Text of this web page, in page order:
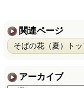
関連ページ
そばの花（夏）ト
アーカイブ